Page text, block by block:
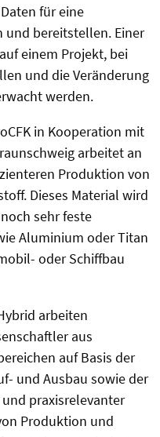
für eine
und bereitstellen. Einer
einem Projekt, bei
und die Veränderung
werden.
in Kooperation mit
arbeitet an
Produktion von
Dieses Material wird
sehr feste
Aluminium oder Titan
oder Schiffbau
arbeiten
aus
auf Basis der
und Ausbau sowie der
praxisrelevanter
Produktion und